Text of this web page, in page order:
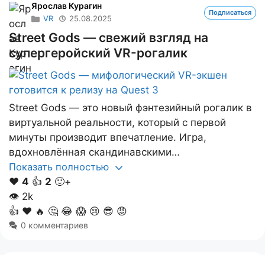
Ярослав Курагин
VR 25.08.2025
Подписаться
Street Gods — свежий взгляд на
супергеройский VR-рогалик
Street Gods — это новый фэнтезийный рогалик в
виртуальной реальности, который с первой
минуты производит впечатление. Игра,
вдохновлённая скандинавскими…
Показать полностью
❤️ 4 👍 2 🙂+
👁 2k
👍 ❤️ 🔥 🤔 😂 😱 😢 😎 😡
0 комментариев